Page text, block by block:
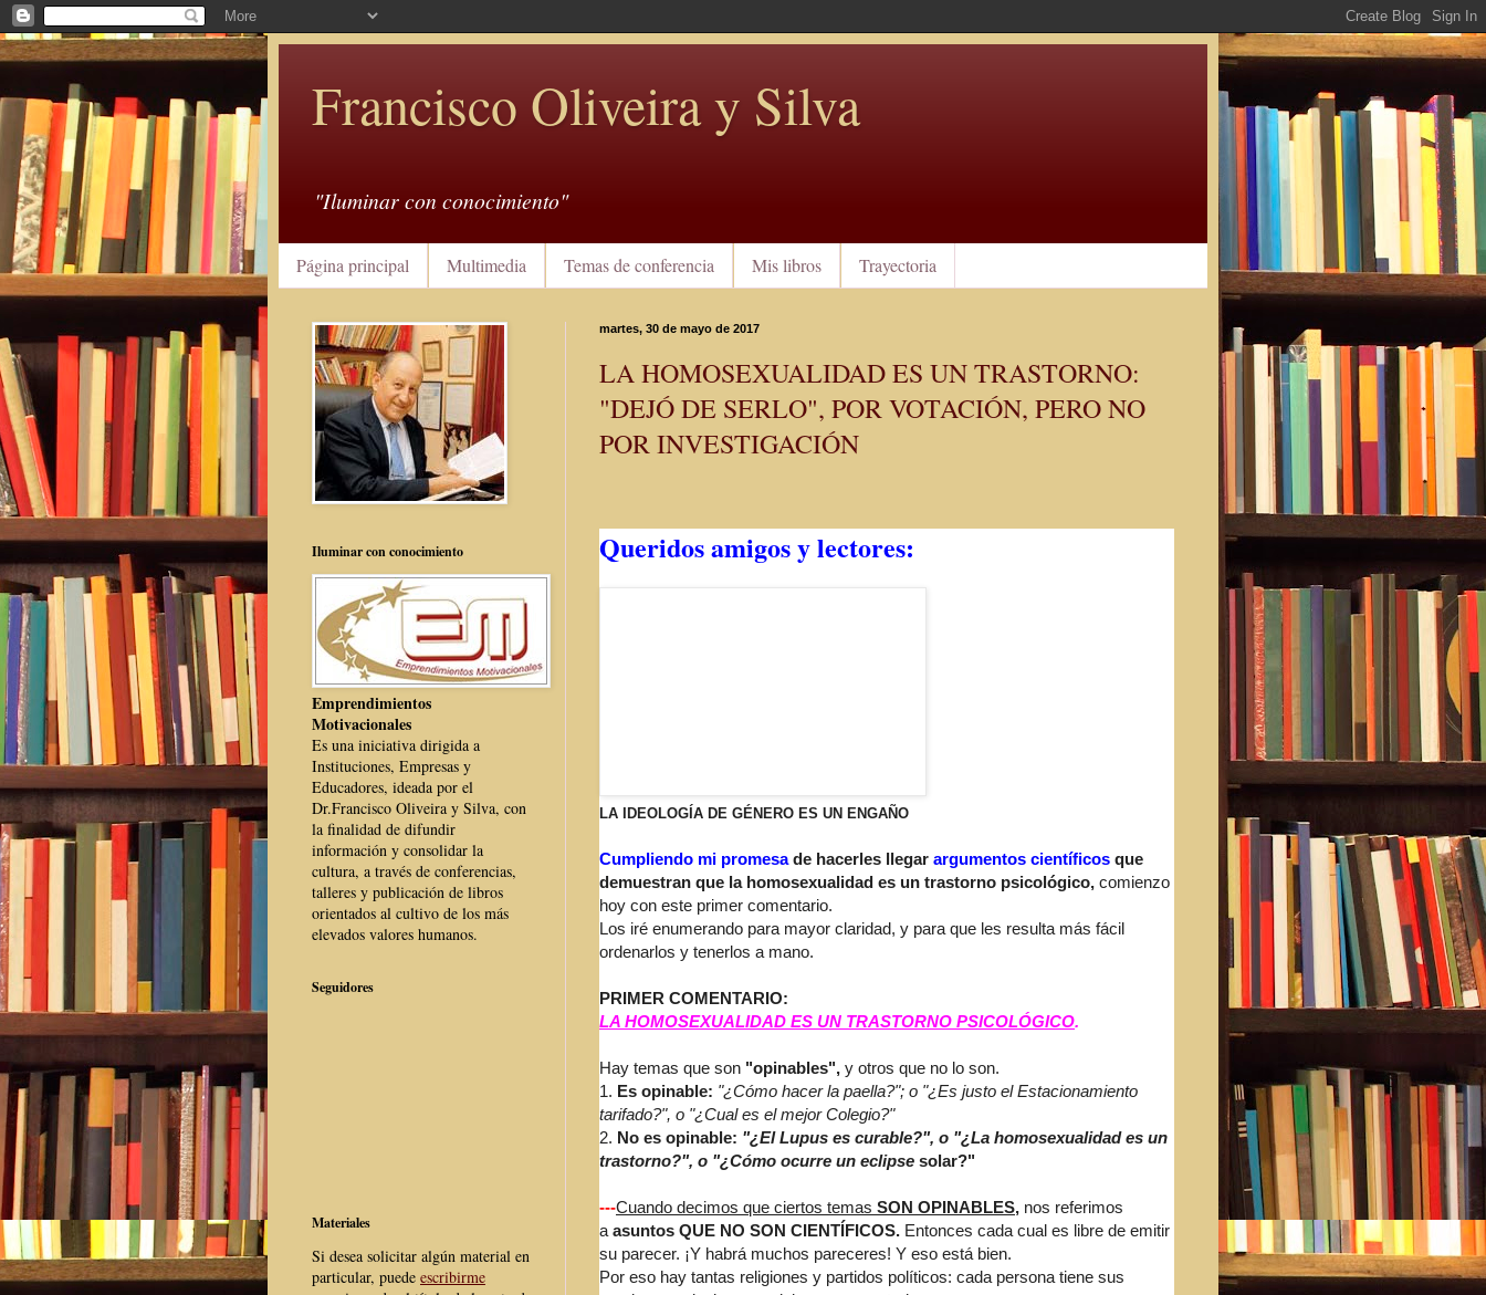
Francisco Oliveira y Silva
"Iluminar con conocimiento"
Página principal Multimedia Temas de conferencia Mis libros Trayectoria
martes, 30 de mayo de 2017
LA HOMOSEXUALIDAD ES UN TRASTORNO:
"DEJÓ DE SERLO", POR VOTACIÓN, PERO NO
POR INVESTIGACIÓN
Queridos amigos y lectores:
LA IDEOLOGÍA DE GÉNERO ES UN ENGAÑO
Cumpliendo mi promesade hacerles llegar argumentos científicos que
demuestran que la homosexualidad es un trastorno psicológico, comienzo
hoy con este primer comentario.
Los iré enumerando para mayor claridad, y para que les resulta más fácil
ordenarlos y tenerlos a mano.
PRIMER COMENTARIO:
LA HOMOSEXUALIDAD ES UN TRASTORNO PSICOLÓGICO.
Hay temas que son "opinables", y otros que no lo son.
1. Es opinable: "¿Cómo hacer la paella?"; o "¿Es justo el Estacionamiento
tarifado?", o "¿Cual es el mejor Colegio?"
2. No es opinable: "¿El Lupus es curable?", o "¿La homosexualidad es un
trastorno?", o "¿Cómo ocurre un eclipse solar?"
---Cuando decimos que ciertos temas SON OPINABLES, nos referimos
a asuntos QUE NO SON CIENTÍFICOS. Entonces cada cual es libre de emitir
su parecer. ¡Y habrá muchos pareceres! Y eso está bien.
Por eso hay tantas religiones y partidos políticos: cada persona tiene sus
Iluminar con conocimiento
Emprendimientos
Motivacionales
Es una iniciativa dirigida a
Instituciones, Empresas y
Educadores, ideada por el
Dr.Francisco Oliveira y Silva, con
la finalidad de difundir
información y consolidar la
cultura, a través de conferencias,
talleres y publicación de libros
orientados al cultivo de los más
elevados valores humanos.
Seguidores
Materiales
Si desea solicitar algún material en
particular, puede escribirme